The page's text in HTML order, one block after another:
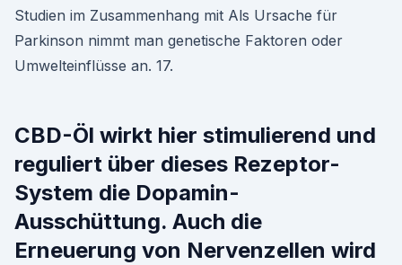
Studien im Zusammenhang mit Als Ursache für
Parkinson nimmt man genetische Faktoren oder
Umwelteinflüsse an. 17.
CBD-Öl wirkt hier stimulierend und
reguliert über dieses Rezeptor-
System die Dopamin-
Ausschüttung. Auch die
Erneuerung von Nervenzellen wird